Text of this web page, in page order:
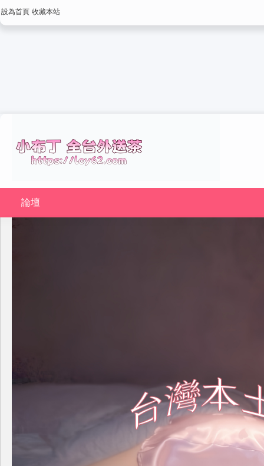
設為首頁 收藏本站
論壇